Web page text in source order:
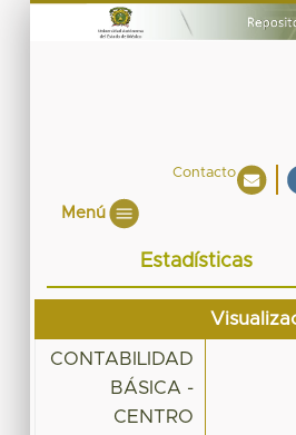
Contacto
Menú
Estadísticas
CONTABILIDAD
BÁSICA -
CENTRO